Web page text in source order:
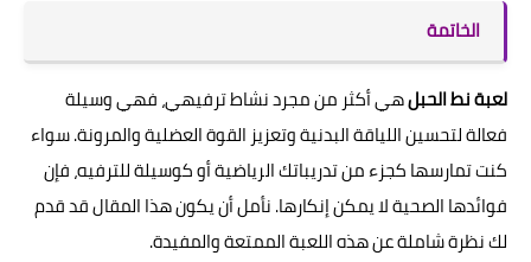
الخاتمة
لعبة نط الحبلهي أكثر من مجرد نشاط ترفيهي، فهي وسيلة
فعالة لتحسين اللياقة البدنية وتعزيز القوة العضلية والمرونة. سواء
كنت تمارسها كجزء من تدريباتك الرياضية أو كوسيلة للترفيه، فإن
فوائدها الصحية لا يمكن إنكارها. نأمل أن يكون هذا المقال قد قدم
لك نظرة شاملة عن هذه اللعبة الممتعة والمفيدة.